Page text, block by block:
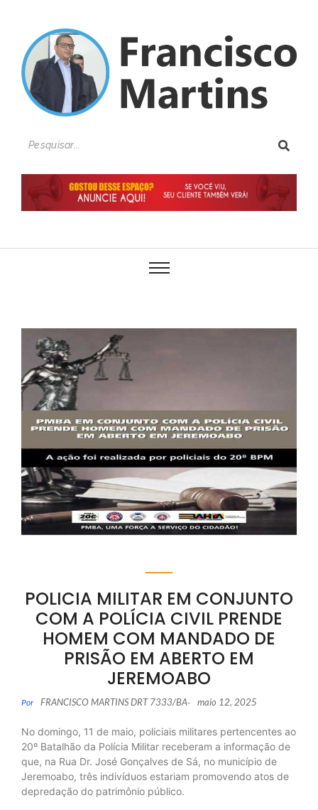
POLICIA MILITAR EM CONJUNTO
COM A POLÍCIA CIVIL PRENDE
HOMEM COM MANDADO DE
PRISÃO EM ABERTO EM
JEREMOABO
Por FRANCISCO MARTINS DRT 7333/BA- maio 12, 2025
No domingo, 11 de maio, policiais militares pertencentes ao
20º Batalhão da Polícia Militar receberam a informação de
que, na Rua Dr. José Gonçalves de Sá, no município de
Jeremoabo, três indivíduos estariam promovendo atos de
depredação do patrimônio público.